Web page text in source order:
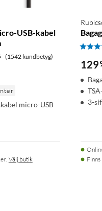
USB-kabel
(1542 kundbetyg)
micro-USB
Välj butik
129
3-